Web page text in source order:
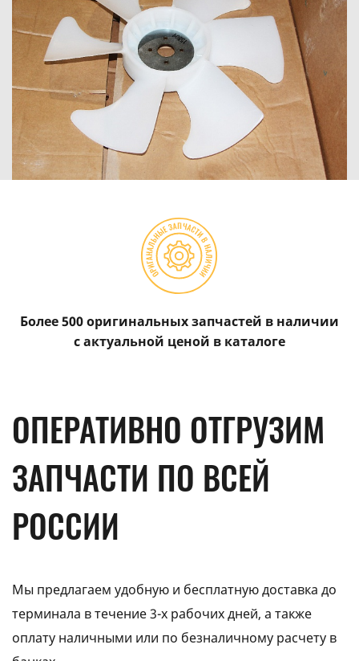
Более 500 оригинальных запчастей в наличии
с актуальной ценой в каталоге
ОПЕРАТИВНО ОТГРУЗИМ
ЗАПЧАСТИ ПО ВСЕЙ
РОССИИ
Мы предлагаем удобную и бесплатную доставка до
терминала в течение 3-х рабочих дней, а также
оплату наличными или по безналичному расчету в